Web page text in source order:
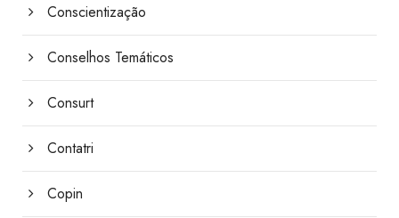
Conscientização
Conselhos Temáticos
Consurt
Contatri
Copin